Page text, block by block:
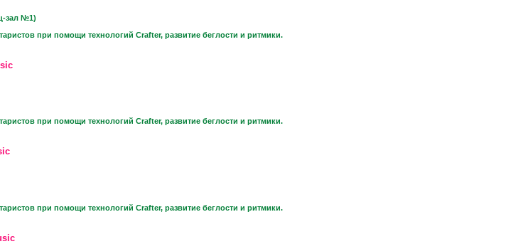
зал №1)
при помощи технологий Crafter, развитие беглости и ритмики.
при помощи технологий Crafter, развитие беглости и ритмики.
при помощи технологий Crafter, развитие беглости и ритмики.